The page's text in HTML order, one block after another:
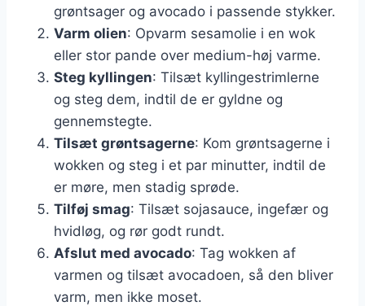
grøntsager og avocado i passende stykker.
Varm olien: Opvarm sesamolie i en wok
eller stor pande over medium-høj varme.
Steg kyllingen: Tilsæt kyllingestrimlerne
og steg dem, indtil de er gyldne og
gennemstegte.
Tilsæt grøntsagerne: Kom grøntsagerne i
wokken og steg i et par minutter, indtil de
er møre, men stadig sprøde.
Tilføj smag: Tilsæt sojasauce, ingefær og
hvidløg, og rør godt rundt.
Afslut med avocado: Tag wokken af
varmen og tilsæt avocadoen, så den bliver
varm, men ikke moset.